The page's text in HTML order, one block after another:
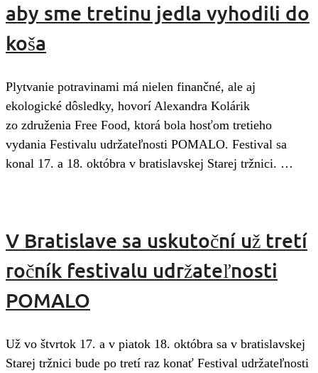
aby sme tretinu jedla vyhodili do
koša
Plytvanie potravinami má nielen finančné, ale aj
ekologické dôsledky, hovorí Alexandra Kolárik
zo združenia Free Food, ktorá bola hosťom tretieho
vydania Festivalu udržateľnosti POMALO. Festival sa
konal 17. a 18. októbra v bratislavskej Starej tržnici. …
V Bratislave sa uskutoční už tretí
ročník festivalu udržateľnosti
POMALO
Už vo štvrtok 17. a v piatok 18. októbra sa v bratislavskej
Starej tržnici bude po tretí raz konať Festival udržateľnosti